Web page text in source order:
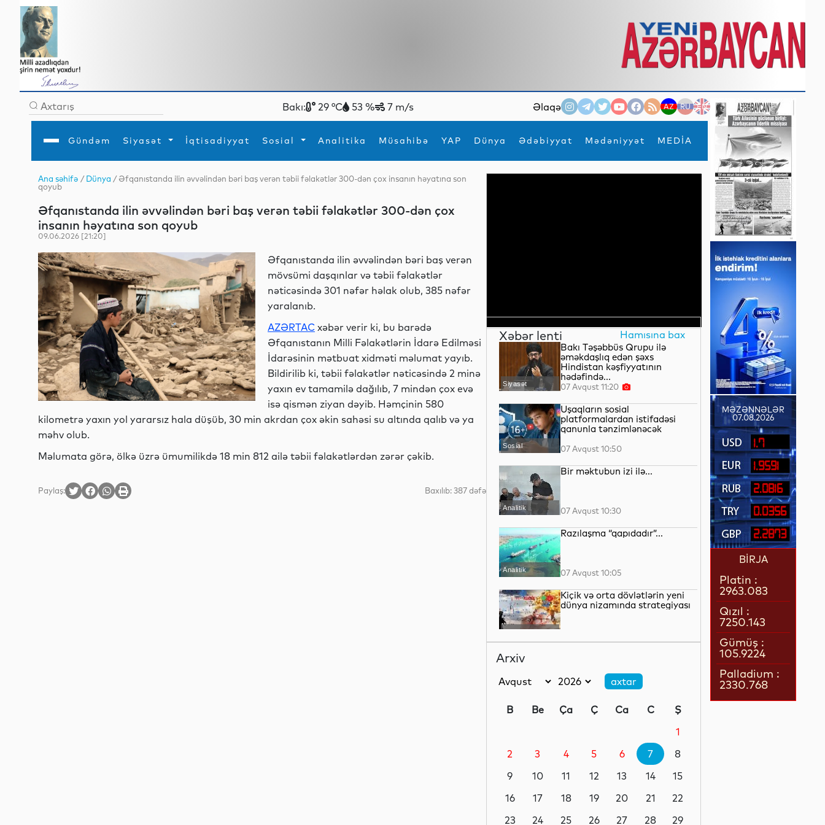
Bakı: 29 °C 53 % 7 m/s Əlaqə AZ RU EN
Gündəm Siyasət İqtisadiyyat Sosial Analitika Müsahibə YAP Dünya Ədəbiyyat Mədəniyyət MEDİA
×
Ana səhifə
Gündəm
İqtisadiyyat
YAP
Analitika
Mədəniyyət
Müsahibə
MEDİA
Xarici siyasət
Daxili siyasət
Turizm
Elm
İdman Yeni texnologiyalar
Ana səhifə /Dünya / Əfqanıstanda ilin əvvəlindən bəri baş verən təbii fəlakətlər 300-dən çox insanın həyatına son
qoyub
Əfqanıstanda ilin əvvəlindən bəri baş verən təbii fəlakətlər 300-dən çox
insanın həyatına son qoyub
09.06.2026 [21:20]
Əfqanıstanda ilin əvvəlindən bəri baş verən
mövsümi daşqınlar və təbii fəlakətlər
nəticəsində 301 nəfər həlak olub, 385 nəfər
yaralanıb.
AZƏRTAC xəbər verir ki, bu barədə
Əfqanıstanın Milli Fəlakətlərin İdarə Edilməsi
İdarəsinin mətbuat xidməti məlumat yayıb.
Bildirilib ki, təbii fəlakətlər nəticəsində 2 minə
yaxın ev tamamilə dağılıb, 7 mindən çox evə
isə qismən ziyan dəyib. Həmçinin 580
kilometrə yaxın yol yararsız hala düşüb, 30 min akrdan çox əkin sahəsi su altında qalıb və ya
məhv olub.
Məlumata görə, ölkə üzrə ümumilikdə 18 min 812 ailə təbii fəlakətlərdən zərər çəkib.
Paylaş: Baxılıb: 387 dəfə
Xəbər lenti Hamısına bax
Siyasət
Bakı Təşəbbüs Qrupu ilə
əməkdaşlıq edən şəxs
Hindistan kəşfiyyatının
hədəfində...
07 Avqust 11:20
Sosial
Uşaqların sosial
platformalardan istifadəsi
qanunla tənzimlənəcək
07 Avqust 10:50
Analitik
Bir məktubun izi ilə...
07 Avqust 10:30
Analitik
Razılaşma “qapıdadır”...
07 Avqust 10:05
Analitik
Kiçik və orta dövlətlərin yeni
dünya nizamında strategiyası
Ədəbiyyat 07 Avqust 09:05
Dünya
ABŞ Prezidenti: Tezliklə
07 Avqust 07:28
Arxiv
B Be Ça Ç Ca C
Ş
1
2
3 4 5 6 7
8
9
10 11 12 13 14
15
16
17 18 19 20 21
22
23
24 25 26 27 28
29
MƏZƏNNƏLƏR
07.08.2026
1.7
1.9591
2.0816
0.0356
2.2873
BİRJA
Platin :
2963.083
Qızıl :
7250.143
Gümüş :
105.9224
Palladium :
2330.768